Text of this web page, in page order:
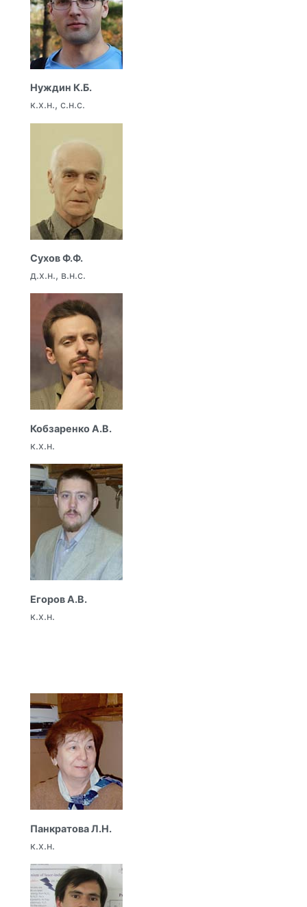
Нуждин К.Б.
к.х.н., с.н.с.
Сухов Ф.Ф.
д.х.н., в.н.с.
Кобзаренко А.В.
к.х.н.
Егоров А.В.
к.х.н.
Панкратова Л.Н.
к.х.н.